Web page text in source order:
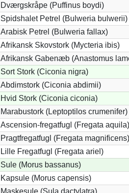
Dværgskråpe (Puffinus boydi)
Spidshalet Petrel (Bulweria bulwerii)
Arabisk Petrel (Bulweria fallax)
Afrikansk Skovstork (Mycteria ibis)
Afrikansk Gabenæb (Anastomus
Sort Stork (Ciconia nigra)
Abdimstork (Ciconia abdimii)
Hvid Stork (Ciconia ciconia)
Marabustork (Leptoptilos crumenifer)
Ascension-fregatfugl (Fregata aquila)
Pragtfregatfugl (Fregata magnificens)
Lille Fregatfugl (Fregata ariel)
Sule (Morus bassanus)
Kapsule (Morus capensis)
Maskesule (Sula dactylatra)